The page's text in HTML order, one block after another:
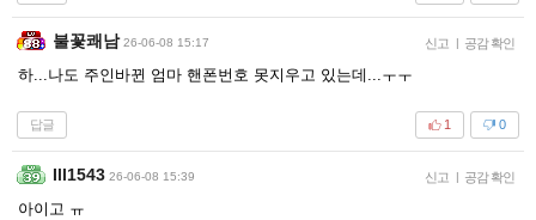
불꽃쾌남 26-06-08 15:17 신고 | 공감 확인
하...나도 주인바뀐 엄마 핸폰번호 못지우고 있는데...ㅜㅜ
답글 0
1
Ill1543 26-06-08 15:39 신고 | 공감 확인
아이고 ㅠ